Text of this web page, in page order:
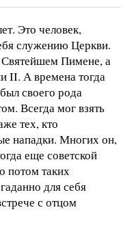
Это человек,
служению Церкви.
Пимене, а
II. А времена тогда
своего рода
Всегда мог взять
тех, кто
нападки. Многих он,
еще советской
потом таких
для себя
с отцом